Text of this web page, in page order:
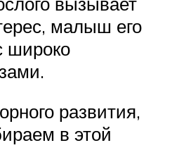
малыш его
широко
развития,
в этой